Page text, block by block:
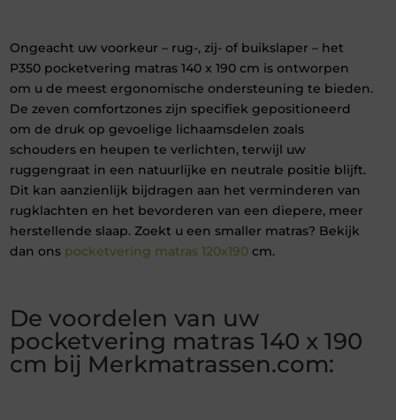
Ongeacht uw voorkeur – rug-, zij- of buikslaper – het
P350 pocketvering matras 140 x 190 cm is ontworpen
om u de meest ergonomische ondersteuning te bieden.
De zeven comfortzones zijn specifiek gepositioneerd
om de druk op gevoelige lichaamsdelen zoals
schouders en heupen te verlichten, terwijl uw
ruggengraat in een natuurlijke en neutrale positie blijft.
Dit kan aanzienlijk bijdragen aan het verminderen van
rugklachten en het bevorderen van een diepere, meer
herstellende slaap. Zoekt u een smaller matras? Bekijk
dan ons pocketvering matras 120x190cm.
De voordelen van uw
pocketvering matras 140 x 190
cm bij Merkmatrassen.com: